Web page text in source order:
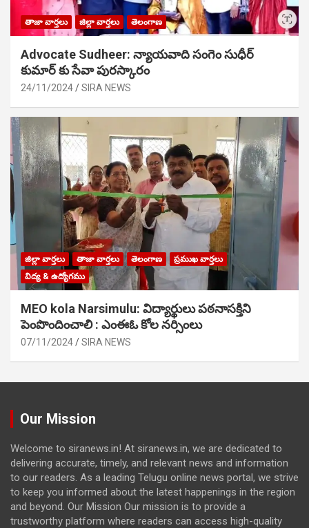
తాజా వార్తలు జిల్లా వార్తలు తెలంగాణ
Advocate Sudheer: న్యాయవాది సంగెం సుధీర్
కుమార్ కు సేవా పురస్కారం
24/11/2024 SIRA NEWS
జిల్లా వార్తలు తాజా వార్తలు తెలంగాణ
ప్రముఖ వార్తలు
విద్య & ఉద్యోగము
MEO kola Narsimulu: విద్యార్థులు పఠ‌నాసక్తిని
పెంపొందించాలి : ఎంఈఓ కోల నర్సింలు
07/11/2024 SIRA NEWS
Our Mission
Welcome to siranews.in! At siranews.in, we are dedicated to
delivering accurate, timely, and relevant news and information
to our readers. As a leading Telugu online news portal, we strive
to keep you informed about the latest happenings in the region
and beyond. Our Mission Our mission is to provide a
trustworthy platform where readers can access high-quality